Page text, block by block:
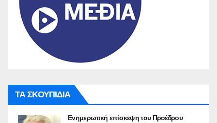
ΤΑ ΣΚΟΥΠΙΔΙΑ
Ενημερωτική επίσκεψη του Προέδρου